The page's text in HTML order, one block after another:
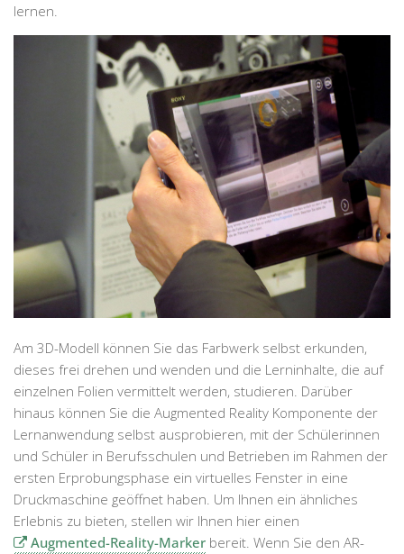
lernen.
Am 3D-Modell können Sie das Farbwerk selbst erkunden,
dieses frei drehen und wenden und die Lerninhalte, die auf
einzelnen Folien vermittelt werden, studieren. Darüber
hinaus können Sie die Augmented Reality Komponente der
Lernanwendung selbst ausprobieren, mit der Schülerinnen
und Schüler in Berufsschulen und Betrieben im Rahmen der
ersten Erprobungsphase ein virtuelles Fenster in eine
Druckmaschine geöffnet haben. Um Ihnen ein ähnliches
Erlebnis zu bieten, stellen wir Ihnen hier einen
Augmented-Reality-Marker bereit. Wenn Sie den AR-